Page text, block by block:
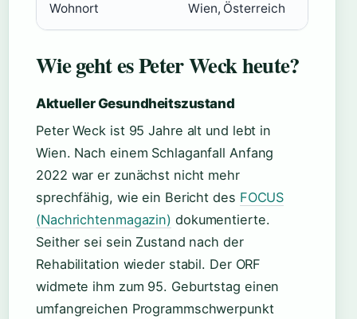
Wohnort Wien, Österreich
Wie geht es Peter Weck heute?
Aktueller Gesundheitszustand
Peter Weck ist 95 Jahre alt und lebt in
Wien. Nach einem Schlaganfall Anfang
2022 war er zunächst nicht mehr
sprechfähig, wie ein Bericht des FOCUS
(Nachrichtenmagazin) dokumentierte.
Seither sei sein Zustand nach der
Rehabilitation wieder stabil. Der ORF
widmete ihm zum 95. Geburtstag einen
umfangreichen Programmschwerpunkt